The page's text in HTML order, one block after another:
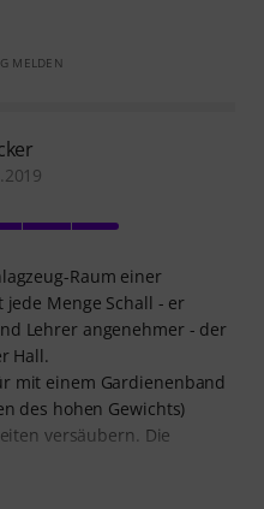
MELDEN
Raum einer
Menge Schall - er
Lehrer angenehmer - der
Hall.
mit einem Gardienenband
des hohen Gewichts)
versäubern. Die